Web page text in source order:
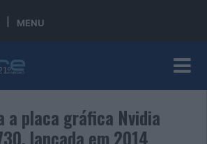
MENU
a placa gráfica Nvidia
lançada em 2014